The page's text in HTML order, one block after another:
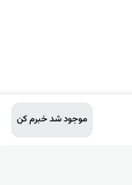
موجود شد خبرم کن